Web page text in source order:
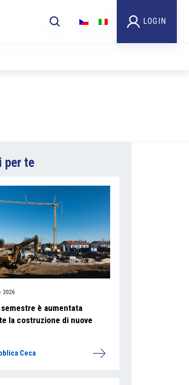
LOGIN
per te
2026
è aumentata
la costruzione di nuove
Ceca